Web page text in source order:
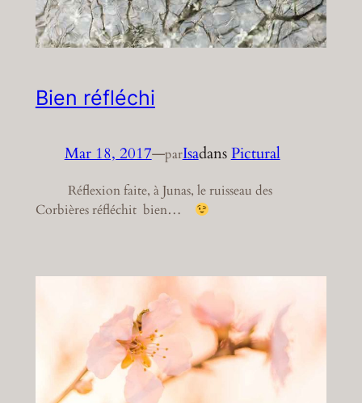
Bien réfléchi
Mar 18, 2017—parIsadansPictural
Réflexion faite, à Junas, le ruisseau des
Corbières réfléchit bien…